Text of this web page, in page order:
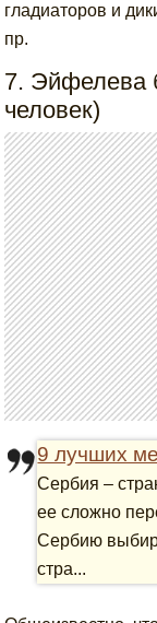
гладиаторов и
пр.
7. Эйфелева
человек)
9 лучших
Сербия –
ее сложно
Сербию
стра...